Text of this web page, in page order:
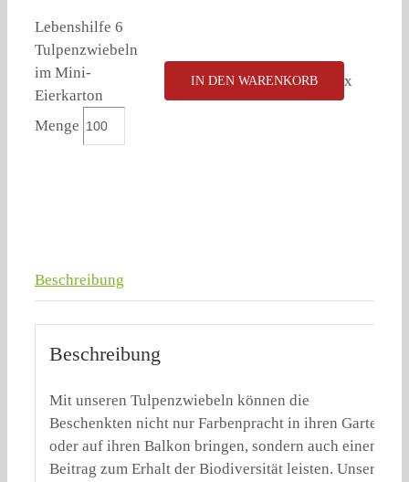
Lebenshilfe 6
Tulpenzwiebeln
im Mini-
Eierkarton
Menge
IN DEN WARENKORB x
Beschreibung
Beschreibung
Mit unseren Tulpenzwiebeln können die
Beschenkten nicht nur Farbenpracht in ihren Garten
oder auf ihren Balkon bringen, sondern auch einen
Beitrag zum Erhalt der Biodiversität leisten. Unsere